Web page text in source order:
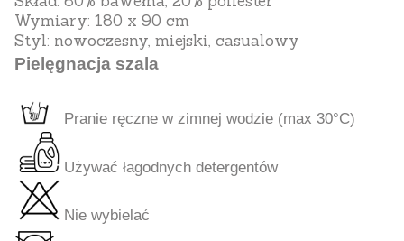
Wymiary: 180 x 90 cm
Styl: nowoczesny, miejski, casualowy
Pielęgnacja szala
Pranie ręczne w zimnej wodzie (max 30°C)
Używać łagodnych detergentów
Nie wybielać